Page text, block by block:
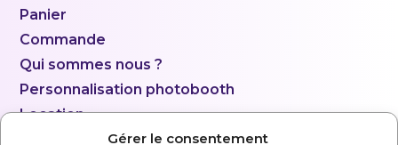
Gérer le consentement
Panier
Commande
Qui sommes nous ?
Personnalisation photobooth
Location